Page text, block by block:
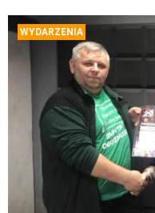
WYDARZENIA